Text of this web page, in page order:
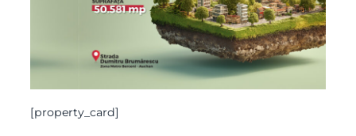
[property_card]